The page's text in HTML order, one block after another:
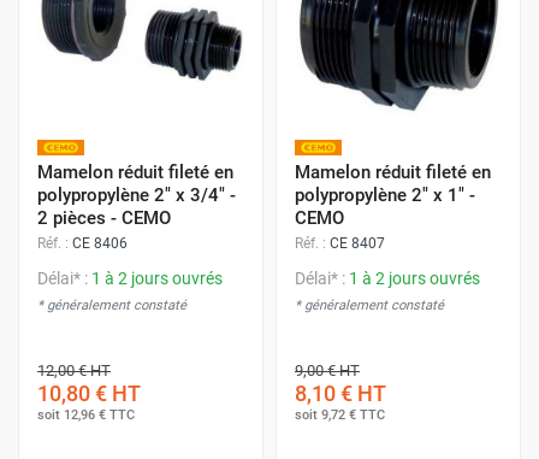
Mamelon réduit fileté en
polypropylène 2" x 3/4" -
2 pièces - CEMO
Réf. : CE 8406
Délai* : 1 à 2 jours ouvrés
* généralement constaté
12,00 €HT
10,80 € HT
soit 12,96 € TTC
Mamelon réduit fileté en
polypropylène 2" x 1" -
CEMO
Réf. : CE 8407
Délai* : 1 à 2 jours ouvrés
* généralement constaté
9,00 €HT
8,10 € HT
soit 9,72 € TTC